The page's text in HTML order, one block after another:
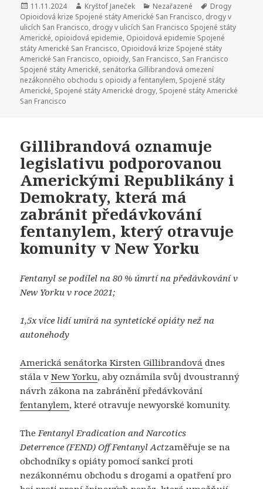
Publikováno:
11.11.2024 Autor:
Kryštof Janeček Rubriky:
Nezařazené Štítky:
Drogy
Opioidová krize Spojené státy Americké San Francisco, drogy v
ulicích San Francisco, drogy v ulicích San Francisco Spojené státy
Americké, opioidová epidemie, Opioidová epidemie Spojené
státy Americké San Francisco, Opioidová krize Spojené státy
Americké San Francisco, opioidy, San Francisco, San Francisco
Spojené státy Americké, senátorka Gillibrandová omezení
nezákonného obchodu s opioidy a fentanylem, Spojené státy
Americké, Spojené státy Americké drogy, Spojené státy Americké
San Francisco
Gillibrandová oznamuje
legislativu podporovanou
Americkými Republikány i
Demokraty, která má
zabránit předávkování
fentanylem, který otravuje
komunity v New Yorku
Fentanylse podílel na 80 % úmrtí na předávkování v
New Yorku v roce 2021;
1,5x více lidí umírá na syntetické opiáty než na
autonehody
Americká senátorka Kirsten Gillibrandová dnes
stála vNew Yorku, aby oznámila svůj dvoustranný
návrh zákona na zabránění předávkování
fentanylem, které otravuje newyorské komunity.
The Fentanyl Eradication and Narcotics
Deterrence(FEND) Off Fentanyl Actzaměřuje se na
obchodníky s opiáty pomocí sankcí proti
nezákonnému obchodu s drogami a opatření pro